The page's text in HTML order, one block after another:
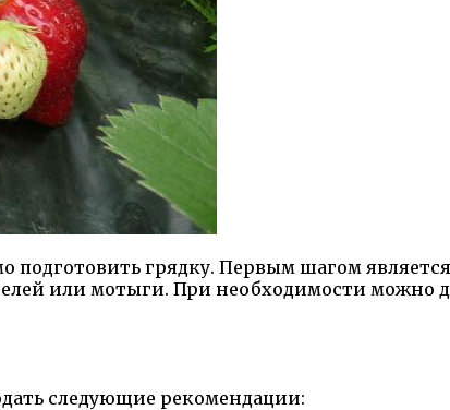
грядку. Первым шагом
или мотыги. При необходимости можно
следующие рекомендации: